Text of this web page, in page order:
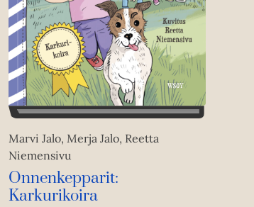
Marvi Jalo, Merja Jalo, Reetta
Niemensivu
Onnenkepparit:
Karkurikoira